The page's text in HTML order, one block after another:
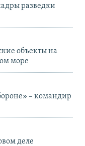
разведки
объекты на
море
– командир
деле